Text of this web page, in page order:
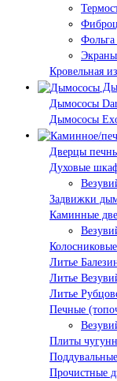
Кровельная
Дымососы
Дымососы
Дверцы
Духовые
Задвижки
Каминные
Литье
Литье
Литье
Печные
Плиты
Прочистные